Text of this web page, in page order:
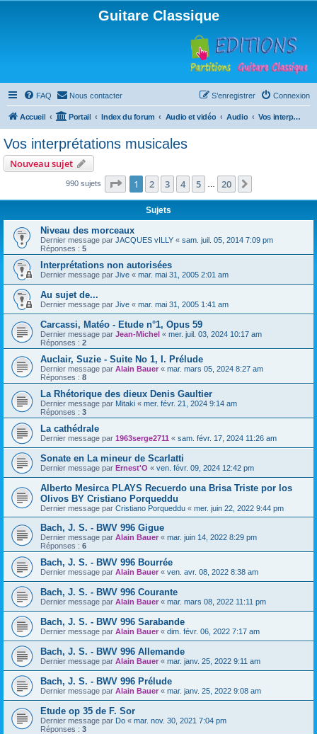
Guitare Classique
FAQ Nous contacter Connexion
S’enregistrer
Accueil Portail Index du forum Audio et vidéo Audio Vos interprétations musicales
Vos interprétations musicales
Nouveau sujet
990 sujets Page 1sur20
1 2 3 4 5 20
Sujets
Niveau des morceaux
Dernier message par JACQUES vILLY « sam. juil. 05, 2014 7:09 pm
Réponses : 5
Interprétations non autorisées
Dernier message par Jive « mar. mai 31, 2005 2:01 am
Au sujet de...
Dernier message par Jive « mar. mai 31, 2005 1:41 am
Carcassi, Matéo - Etude n°1, Opus 59
Dernier message par Jean-Michel « mer. juil. 03, 2024 10:17 am
Réponses : 2
Auclair, Suzie - Suite No 1, I. Prélude
Dernier message par Alain Bauer « mar. mars 05, 2024 8:27 am
Réponses : 8
La Rhétorique des dieux Denis Gaultier
Dernier message par Mitaki « mer. févr. 21, 2024 9:14 am
Réponses : 3
La cathédrale
Dernier message par 1963serge2711 « sam. févr. 17, 2024 11:26 am
Sonate en La mineur de Scarlatti
Dernier message par Ernest'O « ven. févr. 09, 2024 12:42 pm
Alberto Mesirca PLAYS Recuerdo una Brisa Triste por los
Olivos BY Cristiano Porqueddu
Dernier message par Cristiano Porqueddu « mer. juin 22, 2022 9:44 pm
Bach, J. S. - BWV 996 Gigue
Dernier message par Alain Bauer « mar. juin 14, 2022 8:29 pm
Réponses : 6
Bach, J. S. - BWV 996 Bourrée
Dernier message par Alain Bauer « ven. avr. 08, 2022 8:38 am
Bach, J. S. - BWV 996 Courante
Dernier message par Alain Bauer « mar. mars 08, 2022 11:11 pm
Bach, J. S. - BWV 996 Sarabande
Dernier message par Alain Bauer « dim. févr. 06, 2022 7:17 am
Bach, J. S. - BWV 996 Allemande
Dernier message par Alain Bauer « mar. janv. 25, 2022 9:11 am
Bach, J. S. - BWV 996 Prélude
Dernier message par Alain Bauer « mar. janv. 25, 2022 9:08 am
Etude op 35 de F. Sor
Dernier message par Do « mar. nov. 30, 2021 7:04 pm
Réponses : 3